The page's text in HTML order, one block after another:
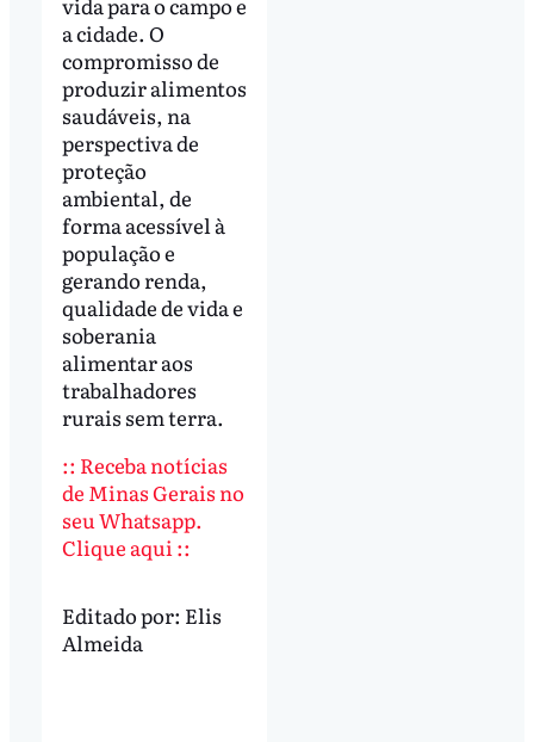
a cidade. O
compromisso de
produzir alimentos
saudáveis, na
perspectiva de
proteção
ambiental, de
forma acessível à
população e
gerando renda,
qualidade de vida e
soberania
alimentar aos
trabalhadores
rurais sem terra.
:: Receba notícias
de Minas Gerais no
seu Whatsapp.
Clique aqui ::
Editado por: Elis
Almeida